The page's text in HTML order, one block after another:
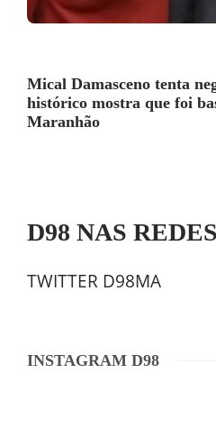
Mical Damasceno tenta
histórico mostra que foi
Maranhão
D98 NAS REDES
TWITTER D98MA
INSTAGRAM D98